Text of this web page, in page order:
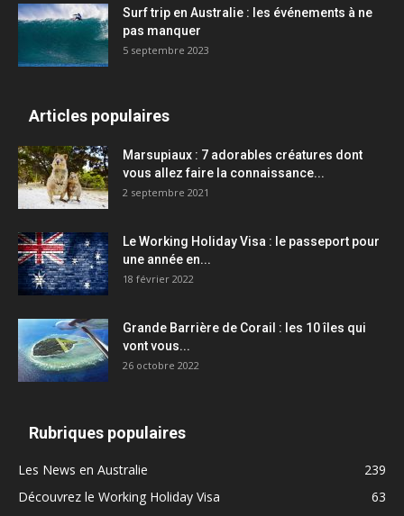
Surf trip en Australie : les événements à ne
pas manquer
5 septembre 2023
Articles populaires
Marsupiaux : 7 adorables créatures dont
vous allez faire la connaissance...
2 septembre 2021
Le Working Holiday Visa : le passeport pour
une année en...
18 février 2022
Grande Barrière de Corail : les 10 îles qui
vont vous...
26 octobre 2022
Rubriques populaires
Les News en Australie
239
Découvrez le Working Holiday Visa
63